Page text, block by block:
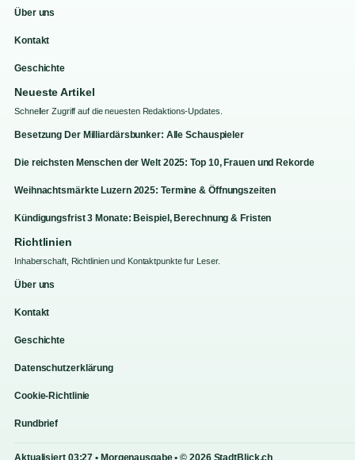
Über uns
Kontakt
Geschichte
Neueste Artikel
Schneller Zugriff auf die neuesten Redaktions-Updates.
Besetzung Der Milliardärsbunker: Alle Schauspieler
Die reichsten Menschen der Welt 2025: Top 10, Frauen und Rekorde
Weihnachtsmärkte Luzern 2025: Termine & Öffnungszeiten
Kündigungsfrist 3 Monate: Beispiel, Berechnung & Fristen
Richtlinien
Inhaberschaft, Richtlinien und Kontaktpunkte fur Leser.
Über uns
Kontakt
Geschichte
Datenschutzerklärung
Cookie-Richtlinie
Rundbrief
Aktualisiert 03:27 • Morgenausgabe • © 2026 StadtBlick.ch